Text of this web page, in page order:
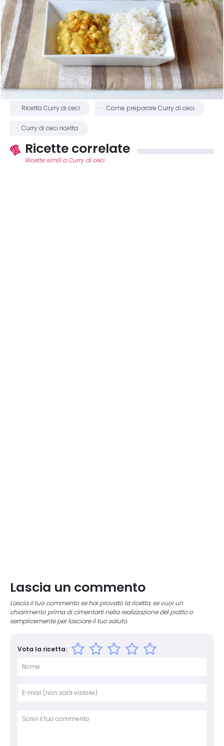
Ricetta Curry di ceci Come preparare Curry di ceci
Curry di ceci ricetta
Ricette correlate
Ricette simili a Curry di ceci
Lascia un commento
Lascia il tuo commento se hai provato la ricetta, se vuoi un
chiarimento prima di cimentarti nella realizzazione del piatto o
semplicemente per lasciare il tuo saluto.
Vota la ricetta: